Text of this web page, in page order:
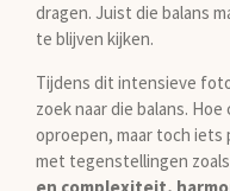
dragen. Juist die balans
te blijven kijken.
Tijdens dit intensieve
zoek naar die balans.
oproepen, maar toch iets
met tegenstellingen zoals